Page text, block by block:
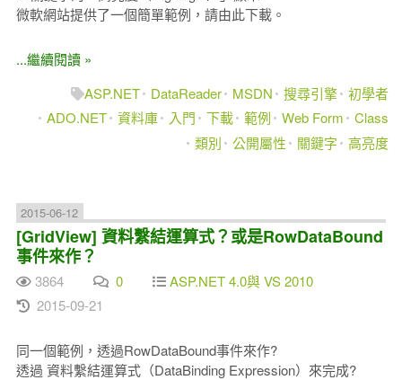
微軟網站提供了一個簡單範例，請由此下載。
...繼續閱讀 »
ASP.NET
DataReader MSDN 搜尋引擎 初學者
ADO.NET 資料庫 入門 下載 範例 Web Form
Class
類別
公開屬性 關鍵字 高亮度
2015-06-12
[GridView] 資料繫結運算式？或是RowDataBound
事件來作？
3864 0
ASP.NET 4.0與 VS 2010
2015-09-21
同一個範例，透過RowDataBound事件來作?
透過 資料繫結運算式（DataBinding Expression）來完成?